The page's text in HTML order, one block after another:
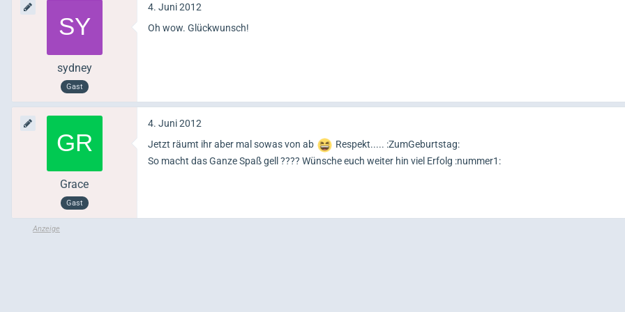
sydney
Gast
4. Juni 2012
Oh wow. Glückwunsch!
Grace
Gast
4. Juni 2012
Jetzt räumt ihr aber mal sowas von ab
Respekt..... :ZumGeburtstag:
So macht das Ganze Spaß gell ???? Wünsche euch weiter hin viel Erfolg :nummer1: